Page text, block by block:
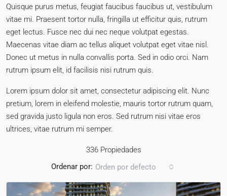
Quisque purus metus, feugiat faucibus faucibus ut, vestibulum
vitae mi. Praesent tortor nulla, fringilla ut efficitur quis, rutrum
eget lectus. Fusce nec dui nec neque volutpat egestas.
Maecenas vitae diam ac tellus aliquet volutpat eget vitae nisl.
Donec ut metus in nulla convallis porta. Sed in odio orci. Nam
rutrum ipsum elit, id facilisis nisi rutrum quis.
Lorem ipsum dolor sit amet, consectetur adipiscing elit. Nunc
pretium, lorem in eleifend molestie, mauris tortor rutrum quam,
sed gravida justo ligula non eros. Sed rutrum nisi vitae eros
ultrices, vitae rutrum mi semper.
336 Propiedades
Ordenar por: Orden por defecto